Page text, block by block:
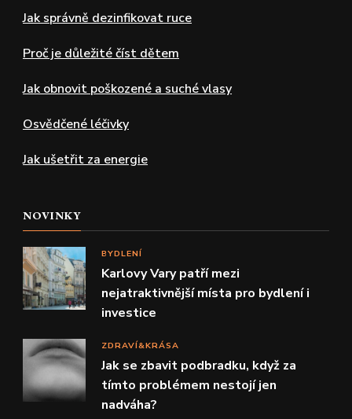
Jak správně dezinfikovat ruce
Proč je důležité číst dětem
Jak obnovit poškozené a suché vlasy
Osvědčené léčivky
Jak ušetřit za energie
NOVINKY
BYDLENÍ
Karlovy Vary patří mezi
nejatraktivnější místa pro bydlení i
investice
ZDRAVÍ&KRÁSA
Jak se zbavit podbradku, když za
tímto problémem nestojí jen
nadváha?